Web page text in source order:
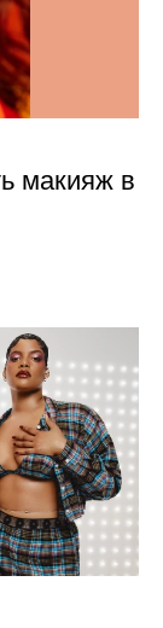
макияж в